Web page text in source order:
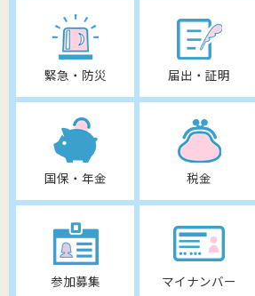
緊急・防災 届出・証明
国保・年金 税金
参加募集 マイナンバー